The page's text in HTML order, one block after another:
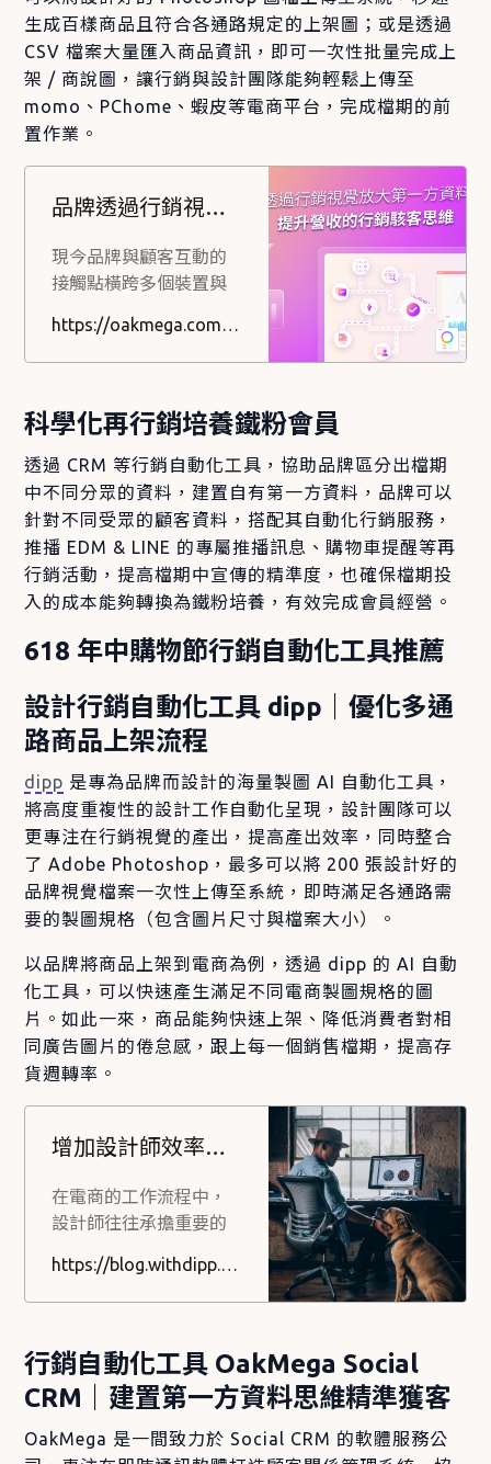
生成百樣商品且符合各通路規定的上架圖；或是透過
CSV 檔案大量匯入商品資訊，即可一次性批量完成上
架 / 商說圖，讓行銷與設計團隊能夠輕鬆上傳至
momo、PChome、蝦皮等電商平台，完成檔期的前
置作業。
品牌透過行銷視覺放大第一方資料價值提升營收的行銷駭客思維
現今品牌與顧客互動的
接觸點橫跨多個裝置與
CRM 建立自有第一方資
料庫掌握顧客的行為輪
準的行銷策略外，如何
優化每一個接觸點，在
有限的時間抓住顧客眼
球也是有效提升營收的
行銷駭客思維。
https://oakmega.com/blog/increase-value-of-1st-party-data-by-design-automation
科學化再行銷培養鐵粉會員
透過 CRM 等行銷自動化工具，協助品牌區分出檔期
中不同分眾的資料，建置自有第一方資料，品牌可以
針對不同受眾的顧客資料，搭配其自動化行銷服務，
推播 EDM & LINE 的專屬推播訊息、購物車提醒等再
行銷活動，提高檔期中宣傳的精準度，也確保檔期投
入的成本能夠轉換為鐵粉培養，有效完成會員經營。
618 年中購物節行銷自動化工具推薦
設計行銷自動化工具 dipp｜優化多通
路商品上架流程
dipp 是專為品牌而設計的海量製圖 AI 自動化工具，
將高度重複性的設計工作自動化呈現，設計團隊可以
更專注在行銷視覺的產出，提高產出效率，同時整合
了 Adobe Photoshop，最多可以將 200 張設計好的
品牌視覺檔案一次性上傳至系統，即時滿足各通路需
要的製圖規格（包含圖片尺寸與檔案大小）。
以品牌將商品上架到電商為例，透過 dipp 的 AI 自動
化工具，可以快速產生滿足不同電商製圖規格的圖
片。如此一來，商品能夠快速上架、降低消費者對相
同廣告圖片的倦怠感，跟上每一個銷售檔期，提高存
貨週轉率。
增加設計師效率的成效修圖軟體 dipp 是什麼？和 Photoshop、Canva 有什麼不同？
在電商的工作流程中，
設計師往往承擔重要的
有各種工具協助設計師
完成任務，
都是常見設計軟體，以
及省下大量時間成本的
批量美工軟體 dipp。 這
篇文章將帶大家了解在
電商的設計師日常事
https://blog.withdipp.com/zh-tw/what-is-dipp
行銷自動化工具 OakMega Social
CRM｜建置第一方資料思維精準獲客
OakMega 是一間致力於 Social CRM 的軟體服務公